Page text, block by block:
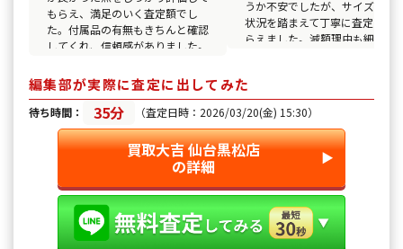
もらえ、満足のいく査定額でし
た。付属品の有無もきちんと確認
してくれ、信頼感がありました。
うか不安でしたが、サイズや使
状況を踏まえて丁寧に査定して
らえました。減額理由も細かく
きました。
編集部が実際に査定に出してみた
待ち時間： 35分 （査定日時：2026/03/20(金) 15:30）
買取大吉 仙台黒松店
の詳細 ▶︎